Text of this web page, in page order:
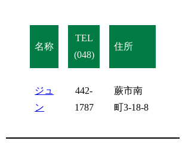
名称
TEL
(048)
住所
ジュ
ン
442-
1787
蕨市南
町3-18-8